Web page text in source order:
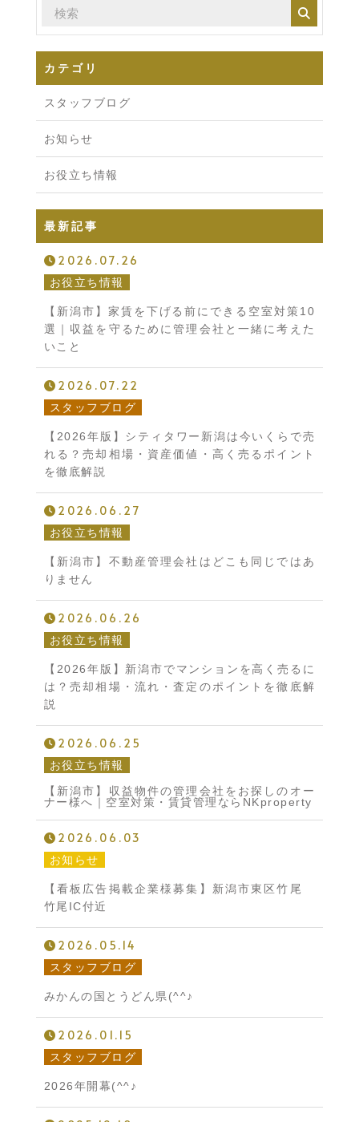
カテゴリ
スタッフブログ
お知らせ
お役立ち情報
最新記事
2026.07.26
お役立ち情報
【新潟市】家賃を下げる前にできる空室対策10
選｜収益を守るために管理会社と一緒に考えた
いこと
2026.07.22
スタッフブログ
【2026年版】シティタワー新潟は今いくらで売
れる？売却相場・資産価値・高く売るポイント
を徹底解説
2026.06.27
お役立ち情報
【新潟市】不動産管理会社はどこも同じではあ
りません
2026.06.26
お役立ち情報
【2026年版】新潟市でマンションを高く売るに
は？売却相場・流れ・査定のポイントを徹底解
説
2026.06.25
お役立ち情報
【新潟市】収益物件の管理会社をお探しのオー
ナー様へ｜空室対策・賃貸管理ならNKproperty
2026.06.03
お知らせ
【看板広告掲載企業様募集】新潟市東区竹尾
竹尾IC付近
2026.05.14
スタッフブログ
みかんの国とうどん県(^^♪
2026.01.15
スタッフブログ
2026年開幕(^^♪